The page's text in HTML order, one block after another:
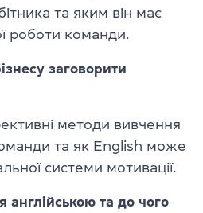
та яким він має
роботи команди.
заговорити
методи вивчення
та як English може
системи мотивації.
англійською та до чого